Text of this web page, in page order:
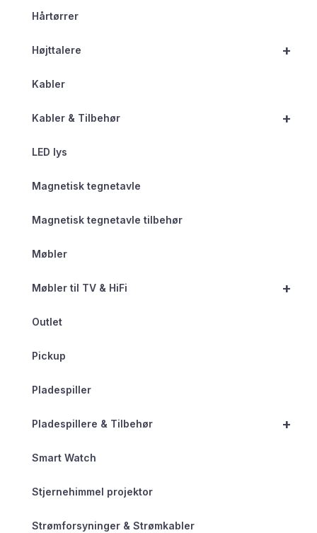
Hårtørrer
+
Højttalere
Kabler
+
Kabler & Tilbehør
LED lys
Magnetisk tegnetavle
Magnetisk tegnetavle tilbehør
Møbler
+
Møbler til TV & HiFi
Outlet
Pickup
Pladespiller
+
Pladespillere & Tilbehør
Smart Watch
Stjernehimmel projektor
Strømforsyninger & Strømkabler